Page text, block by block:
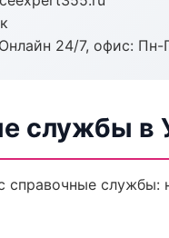
Онлайн 24/7, офис: Пн-
службы в
справочные службы: